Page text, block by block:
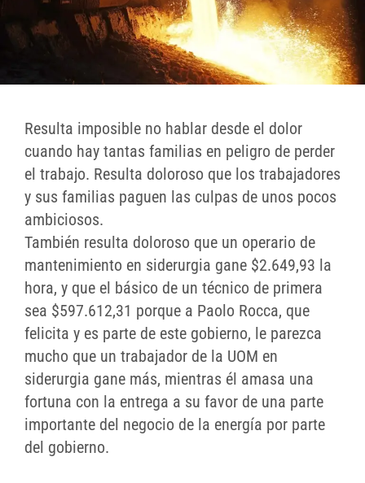
Resulta imposible no hablar desde el dolor
cuando hay tantas familias en peligro de perder
el trabajo. Resulta doloroso que los trabajadores
y sus familias paguen las culpas de unos pocos
ambiciosos.
También resulta doloroso que un operario de
mantenimiento en siderurgia gane $2.649,93 la
hora, y que el básico de un técnico de primera
sea $597.612,31 porque a Paolo Rocca, que
felicita y es parte de este gobierno, le parezca
mucho que un trabajador de la UOM en
siderurgia gane más, mientras él amasa una
fortuna con la entrega a su favor de una parte
importante del negocio de la energía por parte
del gobierno.